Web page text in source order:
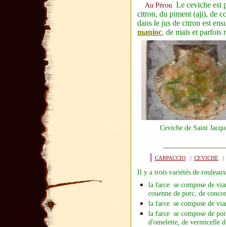
Au Pérou Le ceviche est
citron, du piment (aji), de
dans le jus de citron est
manioc, de maïs et parfois
Ceviche de Saint
CARPACCIO| CEVICHE
Il y a trois variétés de
la farce se compose de
couenne de porc, de
la farce se compose de
la farce se compose de
d'omelette, de vermicelle